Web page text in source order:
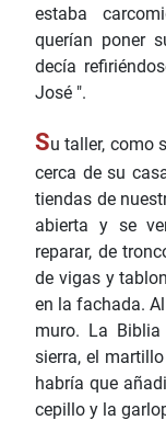
estaba
querían poner
decía
José ".
Su taller, como
cerca de su
tiendas de
abierta y se
reparar, de
de vigas y
en la fachada.
muro. La
sierra, el
habría que
cepillo y la